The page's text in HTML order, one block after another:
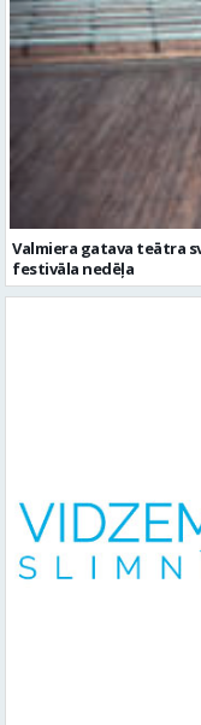
Valmiera gatava teātra
festivāla nedēļa